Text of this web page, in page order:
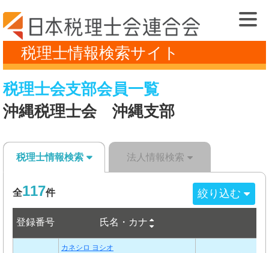
税理士情報検索サイト
税理士会支部会員一覧
沖縄税理士会 沖縄支部
税理士情報検索 法人情報検索
全117件 絞り込む
登録番号 氏名・カナ
カネシロ ヨシオ